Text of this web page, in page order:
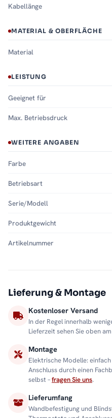
Kabellänge
MATERIAL & OBERFLÄCHE
Material
LEISTUNG
Geeignet für
Max. Betriebsdruck
WEITERE ANGABEN
Farbe
Betriebsart
Serie/Modell
Produktgewicht
Artikelnummer
Lieferung & Montage
Kostenloser Versand
In der Regel innerhalb
Lieferzeit sehen Sie oben
Montage
Elektrische Modelle:
Anschluss durch einen
selbst –fragen Sie uns.
Lieferumfang
Wandbefestigung und